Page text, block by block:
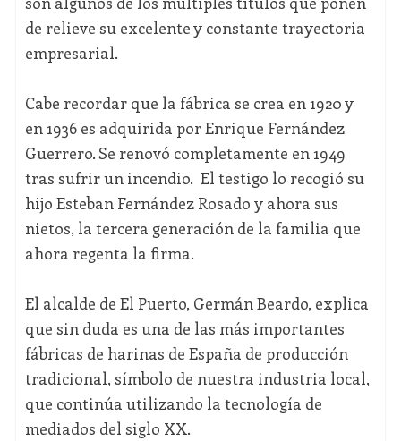
de relieve su excelente y constante trayectoria
empresarial.
Cabe recordar que la fábrica se crea en 1920 y
en 1936 es adquirida por Enrique Fernández
Guerrero. Se renovó completamente en 1949
tras sufrir un incendio. El testigo lo recogió su
hijo Esteban Fernández Rosado y ahora sus
nietos, la tercera generación de la familia que
ahora regenta la firma.
El alcalde de El Puerto, Germán Beardo, explica
que sin duda es una de las más importantes
fábricas de harinas de España de producción
tradicional, símbolo de nuestra industria local,
que continúa utilizando la tecnología de
mediados del siglo XX.